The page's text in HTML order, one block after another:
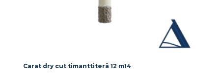
Carat dry cut timanttiterä 12 m14